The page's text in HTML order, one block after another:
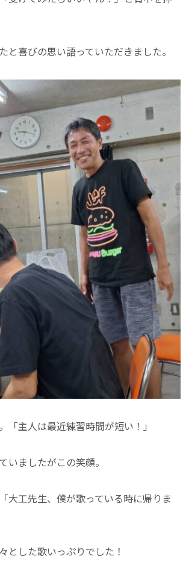
と喜びの思い語っていただきました。
「主人は最近練習時間が短い！」
いましたがこの笑顔。
大工先生、僕が歌っている時に帰りま
とした歌いっぷりでした！